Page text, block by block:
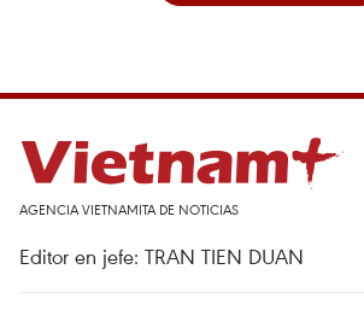
AGENCIA VIETNAMITA DE NOTICIAS
Editor en jefe: TRAN TIEN DUAN